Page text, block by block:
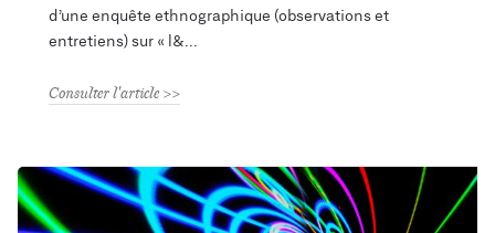
d’une enquête ethnographique (observations et
entretiens) sur « l&
Consulter l'article